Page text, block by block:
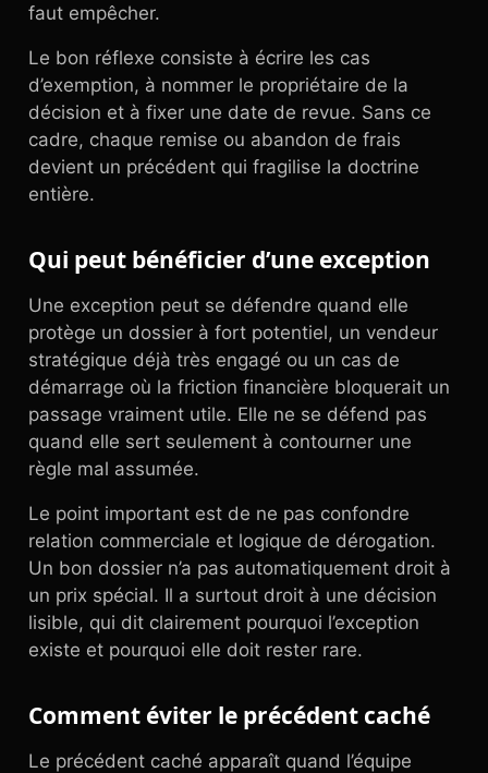
faut empêcher.
Le bon réflexe consiste à écrire les cas
d’exemption, à nommer le propriétaire de la
décision et à fixer une date de revue. Sans ce
cadre, chaque remise ou abandon de frais
devient un précédent qui fragilise la doctrine
entière.
Qui peut bénéficier d’une exception
Une exception peut se défendre quand elle
protège un dossier à fort potentiel, un vendeur
stratégique déjà très engagé ou un cas de
démarrage où la friction financière bloquerait un
passage vraiment utile. Elle ne se défend pas
quand elle sert seulement à contourner une
règle mal assumée.
Le point important est de ne pas confondre
relation commerciale et logique de dérogation.
Un bon dossier n’a pas automatiquement droit à
un prix spécial. Il a surtout droit à une décision
lisible, qui dit clairement pourquoi l’exception
existe et pourquoi elle doit rester rare.
Comment éviter le précédent caché
Le précédent caché apparaît quand l’équipe